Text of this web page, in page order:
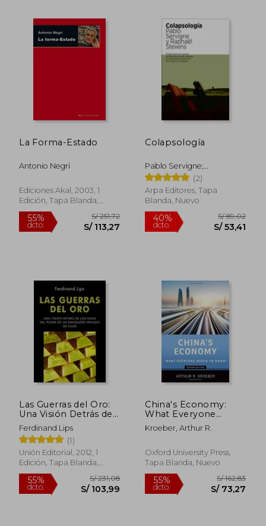
40%
dcto. S/ 94,58
55%
dcto.
55%
S/ 46,67
55%
dcto.
La Forma-Estado
Antonio Negri
Ediciones Akal, 2003, 1
Edición, Tapa Blanda,
Nuevo
Colapsología
Pablo Servigne;
Rapha&Euml;L Stevens
(2)
Arpa Editores, Tapa
Blanda, Nuevo
Las Guerras del Oro:
Una Visión Detrás de
los Hilos del Poder de
un Banquero Privado
de Suiza (Dinero,
Banca y Finanzas)
Ferdinand Lips
(1)
Unión Editorial, 2012, 1
Edición, Tapa Blanda,
Nuevo
China's Economy:
What Everyone
Needs to Know®:
What Everyone
Inglés)
Kroeber, Arthur R.
Oxford University Press,
Tapa Blanda, Nuevo